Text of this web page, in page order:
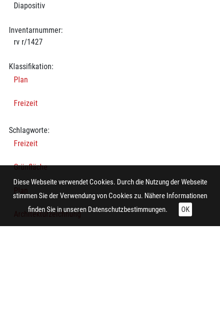
Diapositiv
Inventarnummer:
rv r/1427
Klassifikation:
Plan
Freizeit
Schlagworte:
Freizeit
Grünfläche
Architekturzeichnung
Diese Webseite verwendet Cookies. Durch die Nutzung der Webseite
stimmen Sie der Verwendung von Cookies zu. Nähere Informationen
finden Sie in unseren Datenschutzbestimmungen. OK